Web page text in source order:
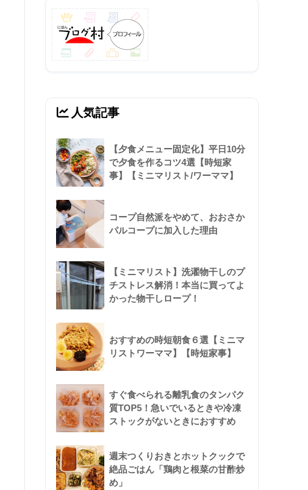
人気記事
【夕食メニュー固定化】平日10分
で夕食を作るコツ4選【時短家
事】【ミニマリスト/ワーママ】
コープ自然派をやめて、おおさか
パルコープに加入した理由
【ミニマリスト】洗濯物干しのプ
チストレス解消！本当に買ってよ
かった物干しロープ！
おすすめの時短朝食６選【ミニマ
リストワーママ】【時短家事】
すぐ食べられる離乳食のタンパク
質TOP5！急いでいるときや冷凍
ストックがないときにおすすめ
週末つくりおきとホットクックで
絶品ごはん「鶏肉と根菜の甘酢炒
め」